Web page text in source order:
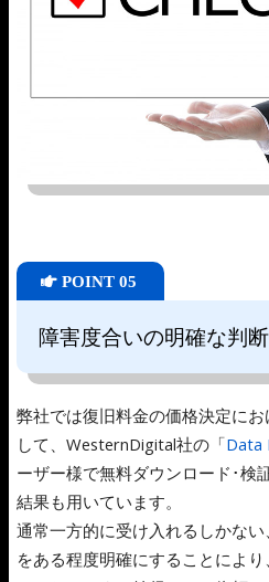
POINT 05
障害度合いの明確な判
弊社では復旧料金の価格決定に
して、WesternDigital社の「Data
ーザー様で無料ダウンロード･検
結果も用いています。
通常一方的に受け入れるしかな
をある程度明確にすることによ